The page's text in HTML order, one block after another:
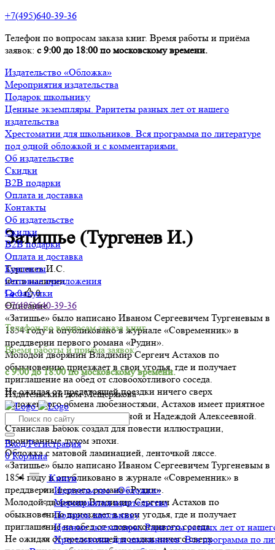
+7(495)640-39-36
Телефон по вопросам заказа книг. Время работы и приёма
заявок: с 9:00 до 18:00 по московскому времени.
Издательство «Обложка»
Мероприятия издательства
Подарок школьнику
Ценные экземпляры. Раритеты разных лет от нашего
издательства
Хрестоматии для школьников. Вся программа по литературе
под одной обложкой и с комментариями.
Об издательстве
Скидки
B2B подарки
Оплата и доставка
Контакты
Об издательстве
Скидки
B2B подарки
Оплата и доставка
Контакты
Оптовые предложения
Госзакупки
+7(495)640-39-36
Телефон по вопросам заказа книг.
Время работы и приёма заявок:
с 9:00 до 18:00 по московскому времени.
Издательский дом Мещерякова
Вход/Регистрация
0 Корзина
Книги
Издательство «Обложка»
Мероприятия издательства
Подарок школьнику
Ценные экземпляры. Раритеты разных лет от
Хрестоматии для школьников. Вся программа по
Затишье (Тургенев И.)
Тургенев И.С.
нет в наличии
0
0
Описание
«Затишье» было написано Иваном Сергеевичем Тургеневым в
1854 году и опубликовано в журнале «Современник» в
преддверии первого романа «Рудин».
Молодой дворянин Владимир Сергеич Астахов по
обыкновению приезжает в свои угодья, где и получает
приглашение на обед от словоохотливого соседа.
Не ожидая от предстоящей поездки ничего сверх
положенного обмена любезностями, Астахов имеет приятное
знакомство с Марьей Павловной и Надеждой Алексеевной.
Станислав Бабюк создал для повести иллюстрации,
пронизанные духом эпохи.
Обложка с матовой ламинацией, ленточкой ляссе.
«Затишье» было написано Иваном Сергеевичем Тургеневым в
1854 году и опубликовано в журнале «Современник» в
преддверии первого романа «Рудин».
Молодой дворянин Владимир Сергеич Астахов по
обыкновению приезжает в свои угодья, где и получает
приглашение на обед от словоохотливого соседа.
Не ожидая от предстоящей поездки ничего сверх